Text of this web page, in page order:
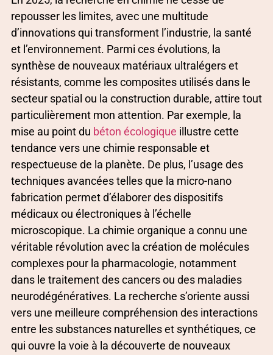
repousser les limites, avec une multitude
d’innovations qui transforment l’industrie, la santé
et l’environnement. Parmi ces évolutions, la
synthèse de nouveaux matériaux ultralégers et
résistants, comme les composites utilisés dans le
secteur spatial ou la construction durable, attire tout
particulièrement mon attention. Par exemple, la
mise au point du béton écologique illustre cette
tendance vers une chimie responsable et
respectueuse de la planète. De plus, l’usage des
techniques avancées telles que la micro-nano
fabrication permet d’élaborer des dispositifs
médicaux ou électroniques à l’échelle
microscopique. La chimie organique a connu une
véritable révolution avec la création de molécules
complexes pour la pharmacologie, notamment
dans le traitement des cancers ou des maladies
neurodégénératives. La recherche s’oriente aussi
vers une meilleure compréhension des interactions
entre les substances naturelles et synthétiques, ce
qui ouvre la voie à la découverte de nouveaux